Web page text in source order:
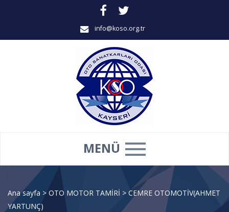
info@koso.org.tr
MENÜ
Ana sayfa > OTO MOTOR TAMİRİ > CEMRE OTOMOTİV(AHMET
YARTUNÇ)